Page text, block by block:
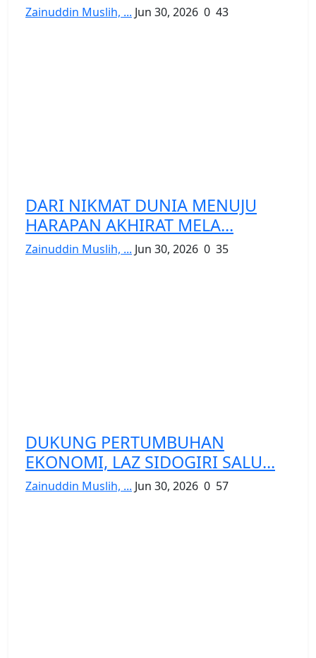
Zainuddin Muslih, ... Jun 30, 2026 0 43
DARI NIKMAT DUNIA MENUJU
HARAPAN AKHIRAT MELA...
Zainuddin Muslih, ... Jun 30, 2026 0 35
DUKUNG PERTUMBUHAN
EKONOMI, LAZ SIDOGIRI SALU...
Zainuddin Muslih, ... Jun 30, 2026 0 57